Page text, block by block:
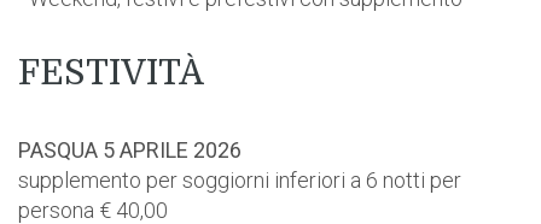
FESTIVITÀ
PASQUA 5 APRILE 2026
supplemento per soggiorni inferiori a 6 notti per
persona € 40,00